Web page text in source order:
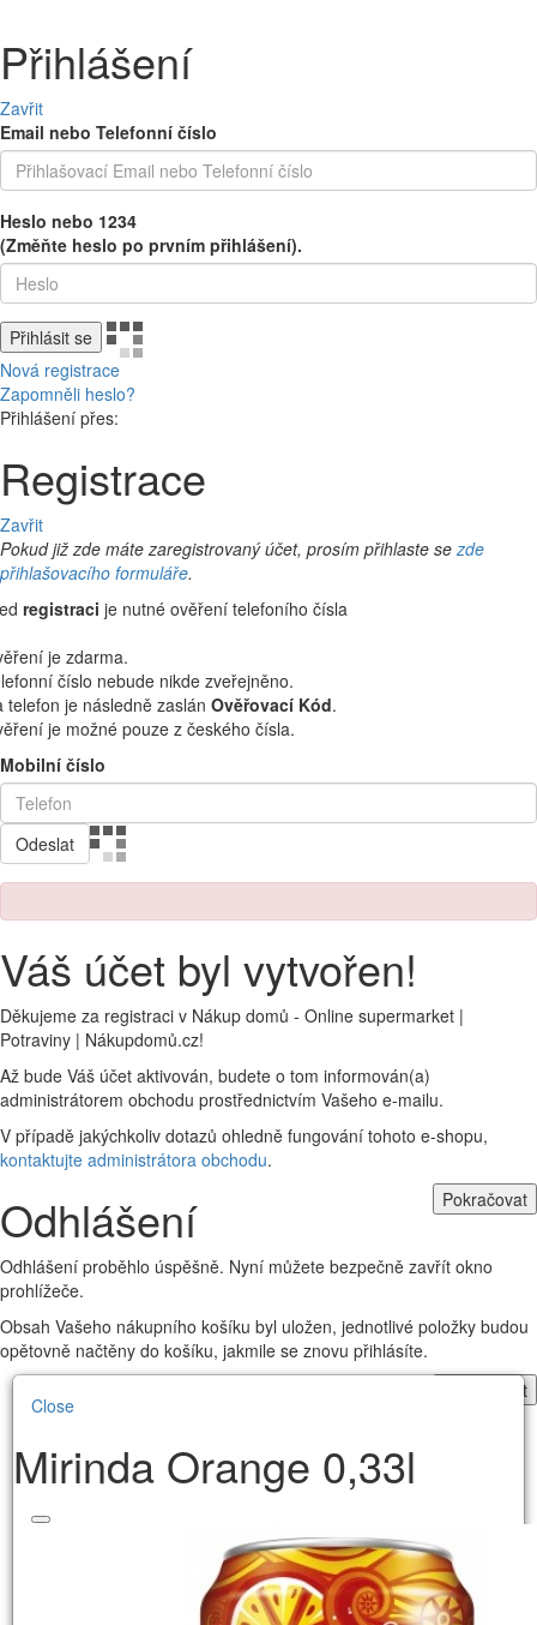
Přihlášení
Zavřit
Email nebo Telefonní číslo
Heslo nebo 1234
(Změňte heslo po prvním přihlášení).
Přihlásit se
Nová registrace
Zapomněli heslo?
Přihlášení přes:
Registrace
Zavřit
Pokud již zde máte zaregistrovaný účet, prosím přihlaste se zde
přihlašovacího formuláře.
registraci je nutné ověření telefoního čísla
je zdarma.
číslo nebude nikde zveřejněno.
telefon je následně zaslán Ověřovací Kód.
je možné pouze z českého čísla.
Mobilní číslo
Odeslat
Váš účet byl vytvořen!
Děkujeme za registraci v Nákup domů - Online supermarket |
Potraviny | Nákupdomů.cz!
Až bude Váš účet aktivován, budete o tom informován(a)
administrátorem obchodu prostřednictvím Vašeho e-mailu.
V případě jakýchkoliv dotazů ohledně fungování tohoto e-shopu,
kontaktujte administrátora obchodu.
Pokračovat
Odhlášení
Odhlášení proběhlo úspěšně. Nyní můžete bezpečně zavřít okno
prohlížeče.
Obsah Vašeho nákupního košíku byl uložen, jednotlivé položky budou
opětovně načtěny do košíku, jakmile se znovu přihlásíte.
Pokračovat
Close
Mirinda Orange 0,33l